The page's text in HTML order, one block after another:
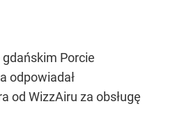
Porcie
odpowiadał
od WizzAiru za obsługę